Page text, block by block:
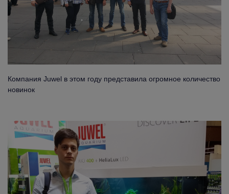
Компания Juwel в этом году представила огромное количество
новинок